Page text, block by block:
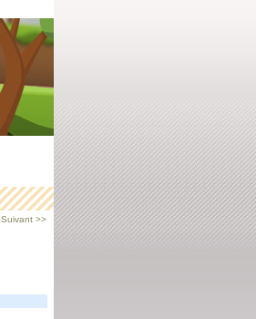
Suivant >>